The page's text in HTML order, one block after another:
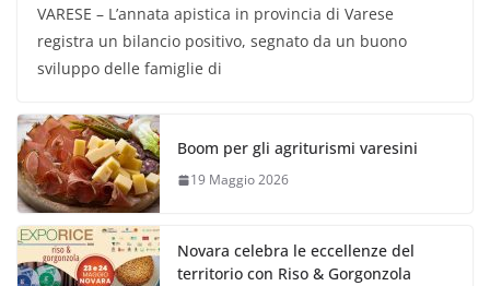
VARESE – L’annata apistica in provincia di Varese
registra un bilancio positivo, segnato da un buono
sviluppo delle famiglie di
Boom per gli agriturismi varesini
19 Maggio 2026
Novara celebra le eccellenze del
territorio con Riso & Gorgonzola